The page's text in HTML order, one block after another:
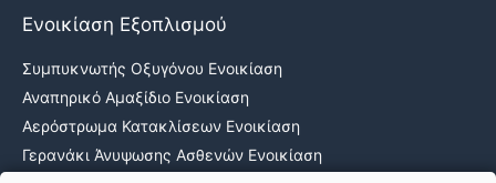
Ενοικίαση Εξοπλισμού
Συμπυκνωτής Οξυγόνου Ενοικίαση
Αναπηρικό Αμαξίδιο Ενοικίαση
Αερόστρωμα Κατακλίσεων Ενοικίαση
Γερανάκι Άνυψωσης Ασθενών Ενοικίαση